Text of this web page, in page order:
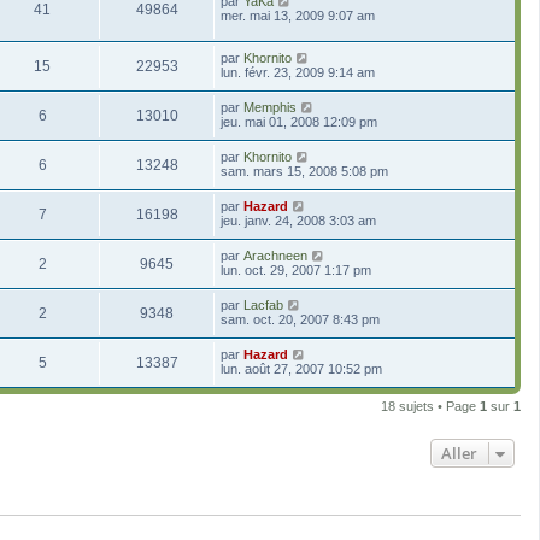
41 49864
mer. mai 13, 2009 9:07 am
15 22953 par Khornito
lun. févr. 23, 2009 9:14 am
6 13010 par Memphis
jeu. mai 01, 2008 12:09 pm
6 13248 par Khornito
sam. mars 15, 2008 5:08 pm
7 16198 par Hazard
jeu. janv. 24, 2008 3:03 am
2 9645 par Arachneen
lun. oct. 29, 2007 1:17 pm
2 9348 par Lacfab
sam. oct. 20, 2007 8:43 pm
5 13387 par Hazard
lun. août 27, 2007 10:52 pm
18 sujets • Page 1 sur 1
Aller